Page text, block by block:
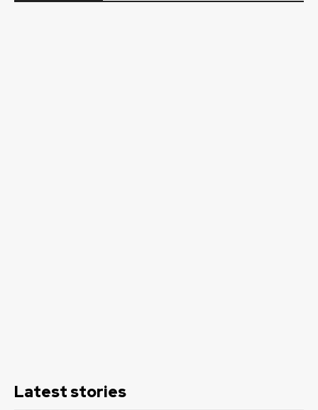
Latest stories